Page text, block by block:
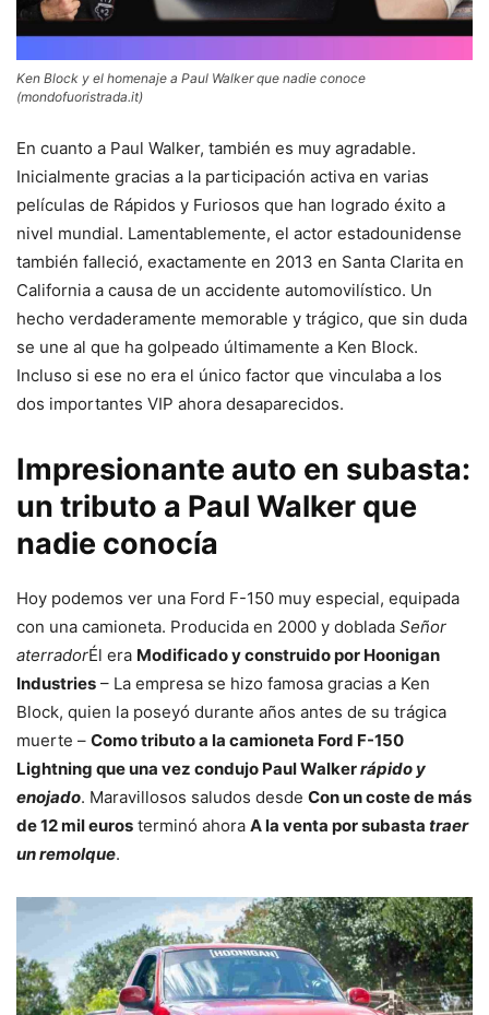
Ken Block y el homenaje a Paul Walker que nadie conoce
(mondofuoristrada.it)
En cuanto a Paul Walker, también es muy agradable.
Inicialmente gracias a la participación activa en varias
películas de Rápidos y Furiosos que han logrado éxito a
nivel mundial. Lamentablemente, el actor estadounidense
también falleció, exactamente en 2013 en Santa Clarita en
California a causa de un accidente automovilístico. Un
hecho verdaderamente memorable y trágico, que sin duda
se une al que ha golpeado últimamente a Ken Block.
Incluso si ese no era el único factor que vinculaba a los
dos importantes VIP ahora desaparecidos.
Impresionante auto en subasta:
un tributo a Paul Walker que
nadie conocía
Hoy podemos ver una Ford F-150 muy especial, equipada
con una camioneta. Producida en 2000 y doblada Señor
aterradorÉl era Modificado y construido por Hoonigan
Industries – La empresa se hizo famosa gracias a Ken
Block, quien la poseyó durante años antes de su trágica
muerte – Como tributo a la camioneta Ford F-150
Lightning que una vez condujo Paul Walkerrápido y
enojado. Maravillosos saludos desde Con un coste de más
de 12 mil euros terminó ahora A la venta por subasta traer
un remolque.